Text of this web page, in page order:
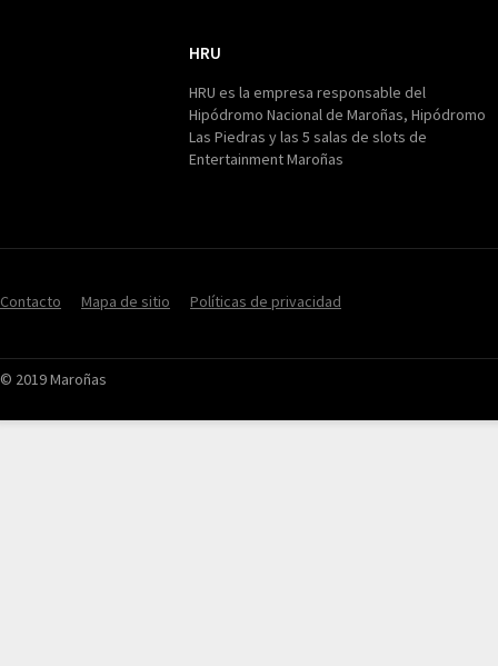
HRU
HRU es la empresa responsable del
Hipódromo Nacional de Maroñas, Hipódromo
Las Piedras y las 5 salas de slots de
Entertainment Maroñas
Contacto Mapa de sitio Políticas de privacidad
© 2019 Maroñas